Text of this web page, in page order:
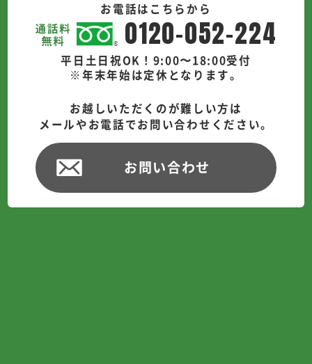
お電話はこちらから
0120-052-224
平日土日祝OK！9:00〜18:00受付
※年末年始は定休となります。
お越しいただくのが難しい方は
メールやお電話でお問い合わせください。
お問い合わせ